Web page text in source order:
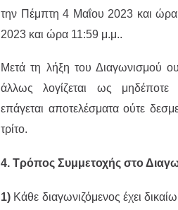
την Πέμπτη 4 Μαΐου 2023 και
2023 και ώρα 11:59 μ.μ..
Μετά τη λήξη του Διαγωνισμού
άλλως λογίζεται ως μηδέποτε
επάγεται αποτελέσματα ούτε
τρίτο.
4. Τρόπος Συμμετοχής στο
1) Κάθε διαγωνιζόμενος έχει